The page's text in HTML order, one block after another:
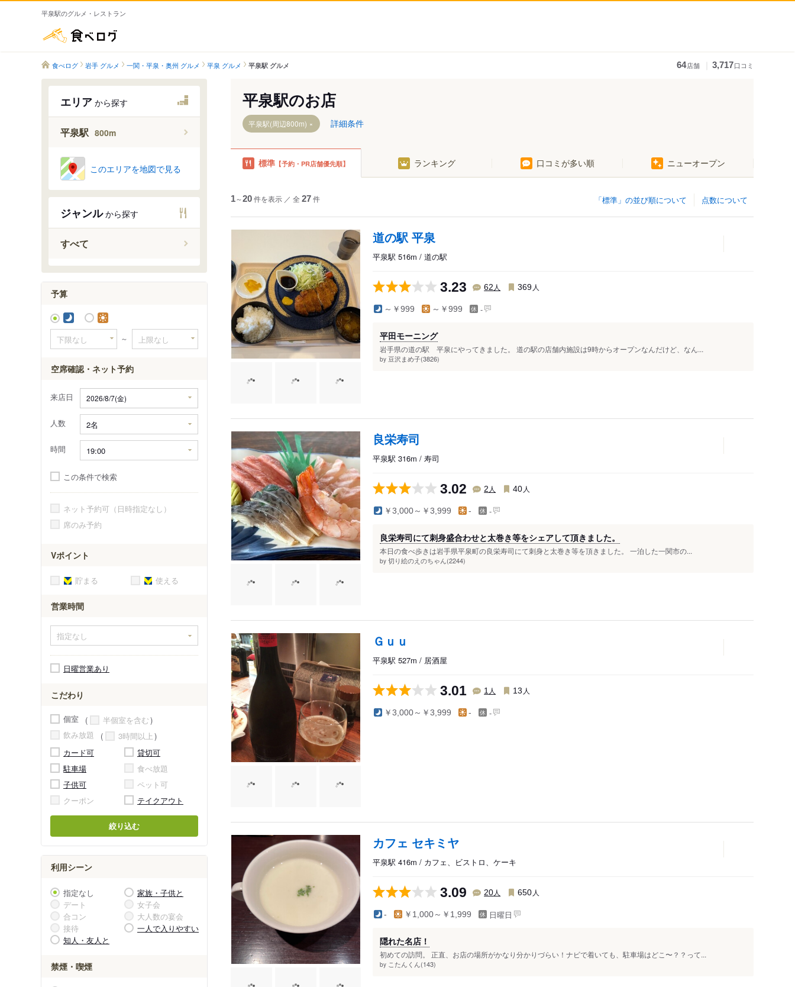
平泉駅のグルメ・レストラン
食べログ 岩手 グルメ 一関・平泉・奥州 グルメ 平泉 グルメ 平泉駅 グルメ 64店舗 3,717口コミ
エリア から探す
平泉駅 800m
毛越寺 中尊寺
このエリアを地図で見る
ジャンルから探す
すべて
予算
～
空席確認・ネット予約
来店日
人数
時間
この条件で検索
ネット予約可（日時指定なし）
席のみ予約
Vポイント
貯まる 使える
営業時間
日曜営業あり
こだわり
個室
半個室を含む
飲み放題
3時間以上
カード可
貸切可
駐車場
食べ放題
子供可
ペット可
クーポン
テイクアウト
絞り込む
利用シーン
指定なし
家族・子供と
デート
女子会
合コン
大人数の宴会
接待
一人で入りやすい
知人・友人と
禁煙・喫煙
平泉駅のお店
平泉駅(周辺800m) 詳細条件
標準 【予約・PR店舗優先順】 ランキング 口コミが多い順 ニューオープン
点数について
「標準」の並び順について
1～20件を表示 ／ 全 27件
道の駅 平泉
平泉駅 516m / 道の駅
3.23 62 人 369 人
～￥999 ～￥999 -
平田モーニング
岩手県の道の駅 平泉にやってきました。 道の駅の店舗内施設は9時からオープンなんだけど、なん...
by 豆沢まめ子(3826)
良栄寿司
平泉駅 316m / 寿司
3.02 2 人 40 人
￥3,000～￥3,999 - -
良栄寿司にて刺身盛合わせと太巻き等をシェアして頂きました。
本日の食べ歩きは岩手県平泉町の良栄寿司にて刺身と太巻き等を頂きました。 一泊した一関市の...
by 切り絵のえのちゃん(2244)
Ｇｕｕ
平泉駅 527m / 居酒屋
3.01 1 人 13 人
￥3,000～￥3,999 - -
カフェ セキミヤ
平泉駅 416m / カフェ、ビストロ、ケーキ
3.09 20人 650 人
- ￥1,000～￥1,999 日曜日
隠れた名店！
初めての訪問。 正直、お店の場所がかなり分かりづらい！ナビで着いても、駐車場はどこ〜？？って...
by こたんくん(143)